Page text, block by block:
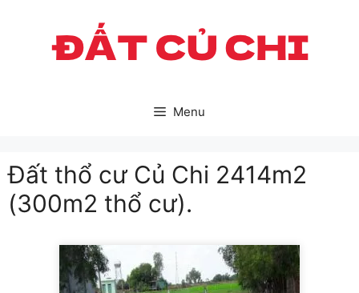
Menu
Đất thổ cư Củ Chi 2414m2
(300m2 thổ cư).